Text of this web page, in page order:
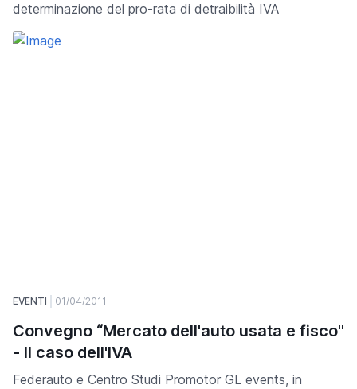
determinazione del pro-rata di detraibilità IVA
EVENTI 01/04/2011
Convegno “Mercato dell'auto usata e fisco"
- ll caso dell'IVA
Federauto e Centro Studi Promotor GL events, in